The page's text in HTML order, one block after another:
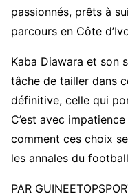
passionnés, prêts à
parcours en Côte
Kaba Diawara et son
tâche de tailler dans
définitive, celle qui
C’est avec
comment ces choix
les annales du
PAR